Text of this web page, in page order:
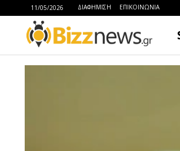
11/05/2026 ΔΙΑΦΗΜΙΣΗ ΕΠΙΚΟΙΝΩΝΙΑ